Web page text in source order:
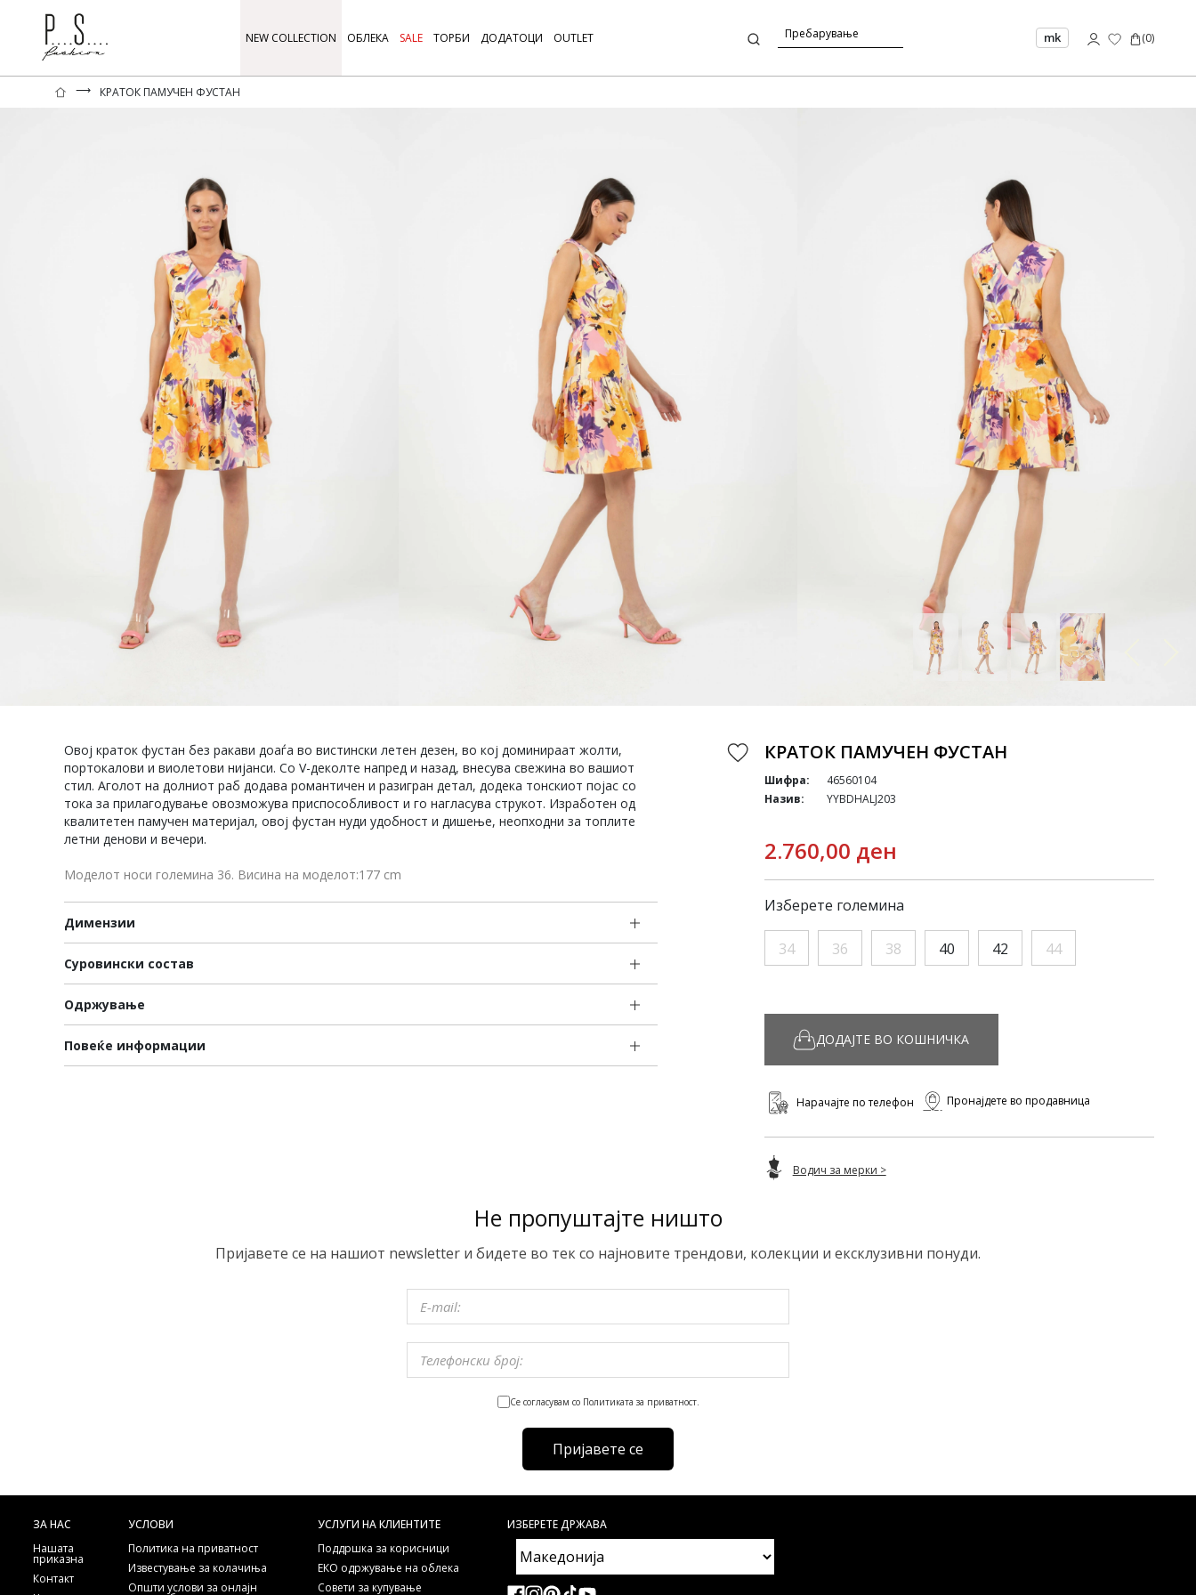
NEW COLLECTION ОБЛЕКА SALE ТОРБИ ДОДАТОЦИ OUTLET mk (0)
⟶ КРАТОК ПАМУЧЕН ФУСТАН
Овој краток фустан без ракави доаѓа во вистински летен дезен, во кој доминираат жолти,
портокалови и виолетови нијанси. Со V-деколте напред и назад, внесува свежина во вашиот
стил. Аголот на долниот раб додава романтичен и разигран детал, додека тонскиот појас со
тока за прилагодување овозможува приспособливост и го нагласува струкот. Изработен од
квалитетен памучен материјал, овој фустан нуди удобност и дишење, неопходни за топлите
летни денови и вечери.
Моделот носи големина 36. Висина на моделот:177 cm
Димензии
Суровински состав
Одржување
Повеќе информации
КРАТОК ПАМУЧЕН ФУСТАН
Шифра:
46560104
Назив:
YYBDHALJ203
2.760,00 ден
Изберете големина
34 36 38 40 42 44
ДОДАЈТЕ ВО КОШНИЧКА
Нарачајте по телефон Пронајдете во продавница
Водич за мерки >
Не пропуштајте ништо
Пријавете се на нашиот newsletter и бидете во тек со најновите трендови, колекции и ексклузивни понуди.
Се согласувам со Политиката за приватност.
Пријавете се
ЗА НАС
Нашата
приказна
Контакт
УСЛОВИ
Политика на приватност
Известување за колачиња
Општи услови за онлајн
УСЛУГИ НА КЛИЕНТИТЕ
Поддршка за корисници
ЕКО одржување на облека
Совети за купување
ИЗБЕРЕТЕ ДРЖАВА